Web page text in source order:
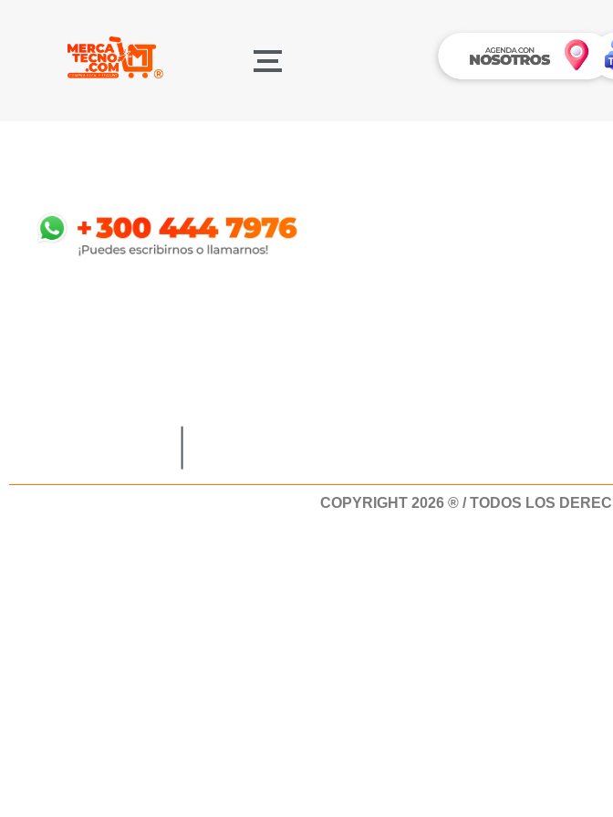
COPYRIGHT 2026 ® / TODOS LOS